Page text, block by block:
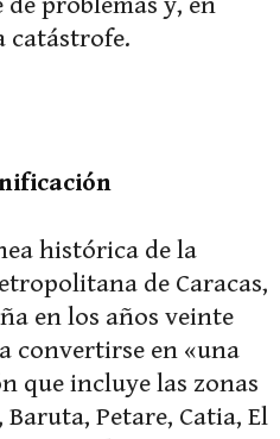
catástrofe.
histórica de la
de Caracas,
en los años veinte
convertirse en «una
que incluye las zonas
Petare, Catia, El